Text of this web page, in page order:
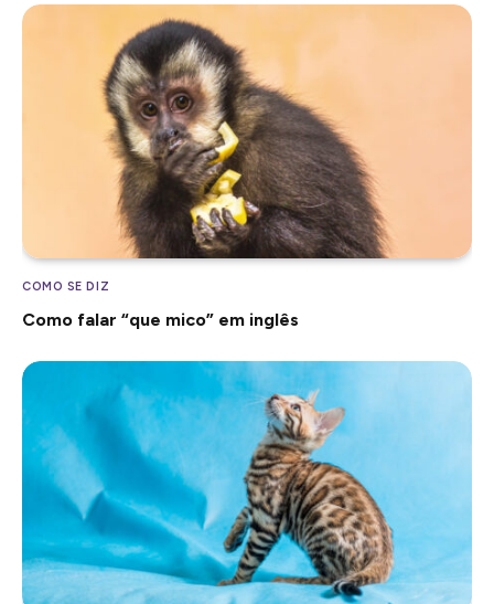
COMO SE DIZ
Como falar “que mico” em inglês